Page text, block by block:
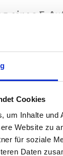
Cookies
um Inhalte
Website zu
für soziale
Daten
eines E-
(2,3
diese
einer